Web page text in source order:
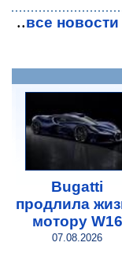
..все
Bugatti
продлила
мотору W16
07.08.2026